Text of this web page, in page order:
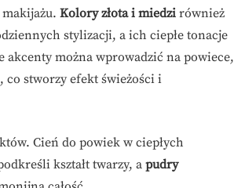
Kolory złota i miedzi również
stylizacji, a ich ciepłe tonacje
można wprowadzić na powiece,
co stworzy efekt świeżości i
Cień do powiek w ciepłych
kształt twarzy, a pudry